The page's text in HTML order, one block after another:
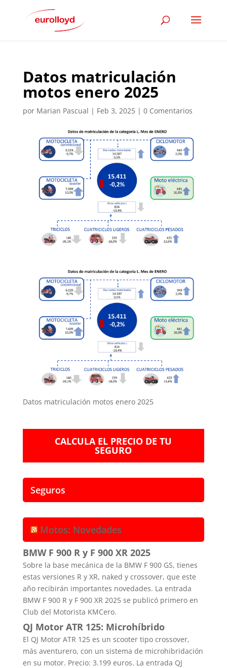
Datos matriculación
motos enero 2025
por Marian Pascual | Feb 3, 2025| 0 Comentarios
Datos matriculación motos enero 2025
CALCULA EL PRECIO DE TU
SEGURO
Seguros
Motos: Novedades
BMW F 900 R y F 900 XR 2025
Sobre la base mecánica de la BMW F 900 GS, tienes
estas versiones R y XR, naked y crossover, que este
año recibirán importantes novedades. La entrada
BMW F 900 R y F 900 XR 2025 se publicó primero en
Club del Motorista KMCero.
QJ Motor ATR 125: Microhíbrido
El QJ Motor ATR 125 es un scooter tipo crossover,
más aventurero, con un sistema de microhibridación
en su motor. Precio: 3.199 euros. La entrada QJ